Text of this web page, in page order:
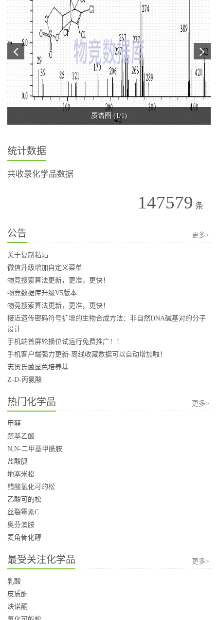
质谱图 (1/1)
统计数据
共收录化学品数据
147579 条
公告 更多>
关于复制粘贴
微信升级增加自定义菜单
物竞搜索算法更新，更准，更快！
物竞数据库升级V5版本
物竞搜索算法更新，更准，更快！
接近遗传密码符号扩增的生物合成方法：非自然DNA碱基对的分子
设计
手机端首屏轮播位试运行免费推广！！
手机客户端强力更新-离线收藏数据可以自动增加啦！
志贺氏菌显色培养基
Z-D-丙氨酸
热门化学品 更多>
甲醛
巯基乙酸
N,N-二甲基甲酰胺
盐酸胍
地塞米松
醋酸氢化可的松
乙酸可的松
丝裂霉素C
奥芬澳胺
麦角骨化醇
最受关注化学品 更多>
乳酸
皮质酮
炔诺酮